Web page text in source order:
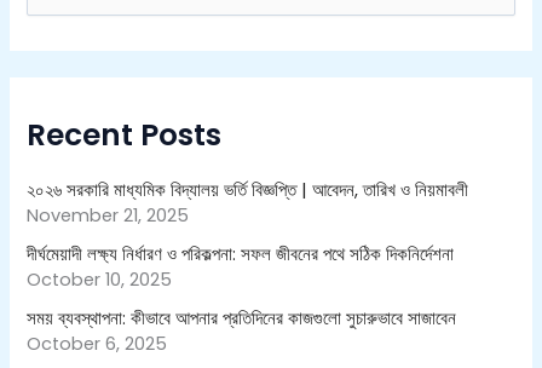
e
f
r
:
Recent Posts
২০২৬ সরকারি মাধ্যমিক বিদ্যালয় ভর্তি বিজ্ঞপ্তি | আবেদন, তারিখ ও নিয়মাবলী
November 21, 2025
দীর্ঘমেয়াদী লক্ষ্য নির্ধারণ ও পরিকল্পনা: সফল জীবনের পথে সঠিক দিকনির্দেশনা
October 10, 2025
সময় ব্যবস্থাপনা: কীভাবে আপনার প্রতিদিনের কাজগুলো সুচারুভাবে সাজাবেন
October 6, 2025